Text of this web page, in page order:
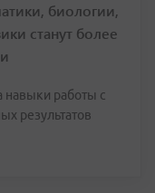
биологии,
станут более
навыки работы с
результатов